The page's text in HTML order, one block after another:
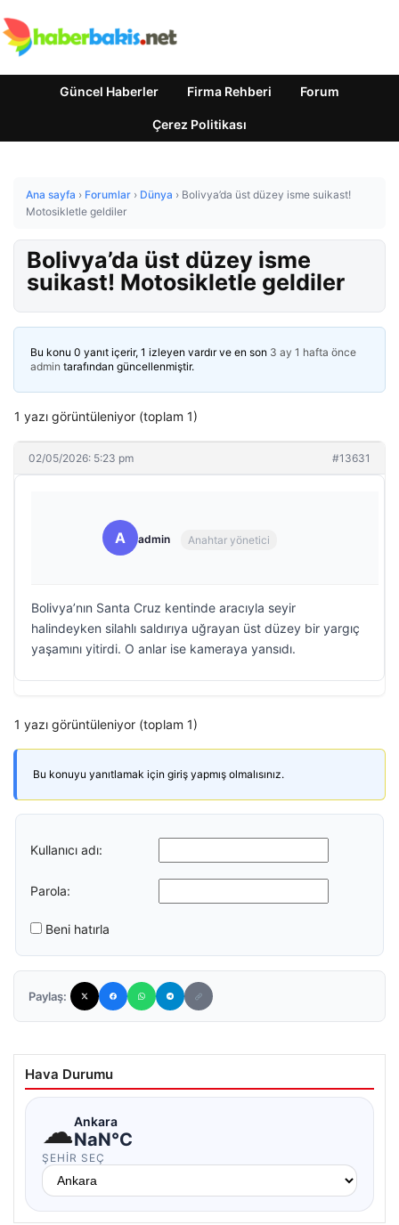
Güncel Haberler Firma Rehberi Forum
Çerez Politikası
Ana sayfa › Forumlar › Dünya › Bolivya’da üst düzey isme suikast!
Motosikletle geldiler
Bolivya’da üst düzey isme
suikast! Motosikletle geldiler
Bu konu 0 yanıt içerir, 1 izleyen vardır ve en son 3 ay 1 hafta önce
admin tarafından güncellenmiştir.
1 yazı görüntüleniyor (toplam 1)
02/05/2026: 5:23 pm #13631
A admin Anahtar yönetici
Bolivya’nın Santa Cruz kentinde aracıyla seyir
halindeyken silahlı saldırıya uğrayan üst düzey bir yargıç
yaşamını yitirdi. O anlar ise kameraya yansıdı.
1 yazı görüntüleniyor (toplam 1)
Bu konuyu yanıtlamak için giriş yapmış olmalısınız.
Kullanıcı adı:
Parola:
Beni hatırla
Paylaş:
Hava Durumu
☁Ankara
NaN°C
ŞEHIR SEÇ